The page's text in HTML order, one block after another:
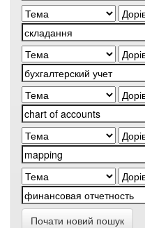
Почати новий пошук